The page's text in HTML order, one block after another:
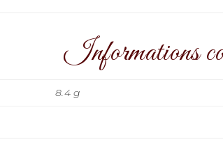
Informations
8.4 g